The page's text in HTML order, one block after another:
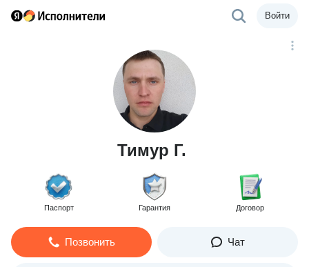
Войти
Тимур Г.
Паспорт Гарантия Договор
Позвонить Чат